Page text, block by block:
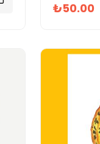
₺50.00